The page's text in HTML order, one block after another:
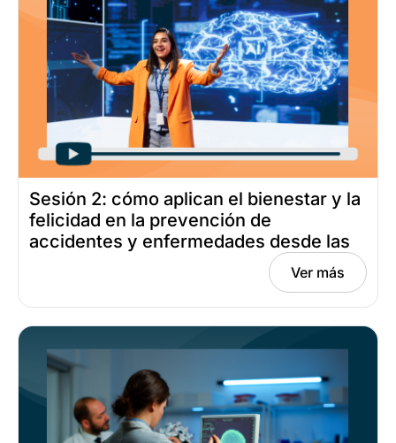
Sesión 2: cómo aplican el bienestar y la
felicidad en la prevención de
accidentes y enfermedades desde las
neurociencias Fecha: abril 13, 2025Ver más